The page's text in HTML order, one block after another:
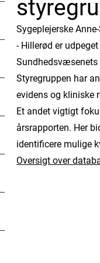
Sygeplejerske
- Hillerød er
Sundhedsvæsenets
Styregruppen har
evidens og kliniske
Et andet vigtigt
årsrapporten. Her
identificere mulige
Oversigt over